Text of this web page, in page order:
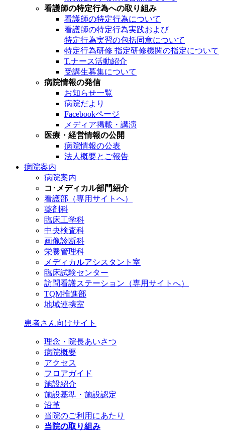
看護師の特定行為への取り組み
看護師の特定行為について
看護師の特定行為実践および
特定行為実習の包括同意について
特定行為研修 指定研修機関の指定について
T.ナース活動紹介
受講生募集について
病院情報の発信
お知らせ一覧
病院だより
Facebookページ
メディア掲載・講演
医療・経営情報の公開
病院情報の公表
法人概要とご報告
病院案内
病院案内
コ･メディカル部門紹介
看護部（専用サイトへ）
薬剤科
臨床工学科
中央検査科
画像診断科
栄養管理科
メディカルアシスタント室
臨床試験センター
訪問看護ステーション（専用サイトへ）
TQM推進部
地域連携室
患者さん向けサイト
理念・院長あいさつ
病院概要
アクセス
フロアガイド
施設紹介
施設基準・施設認定
沿革
当院のご利用にあたり
当院の取り組み